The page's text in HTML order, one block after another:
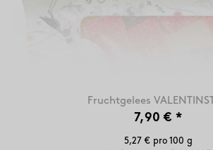
Fruchtgelees
7,90 € *
5,27 € pro 100 g